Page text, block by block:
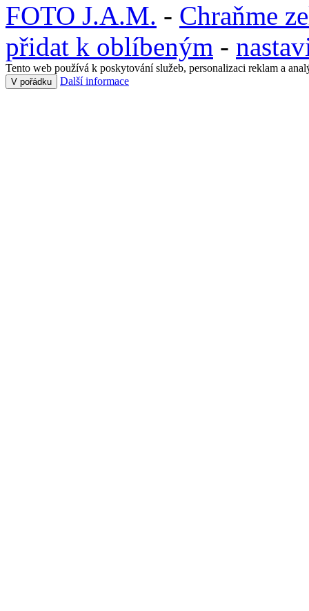
FOTO J.A.M. - Chraňme
přidat k oblíbeným -
Tento web používá k poskytování služeb, personalizaci reklam a
V pořádku Další informace